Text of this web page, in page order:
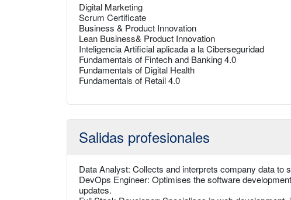
Digital Marketing
Scrum Certificate
Business & Product Innovation
Lean Business& Product Innovation
Inteligencia Artificial aplicada a la Ciberseguridad
Fundamentals of Fintech and Banking 4.0
Fundamentals of Digital Health
Fundamentals of Retail 4.0
Salidas profesionales
Data Analyst: Collects and interprets company data to
DevOps Engineer: Optimises the software
updates.